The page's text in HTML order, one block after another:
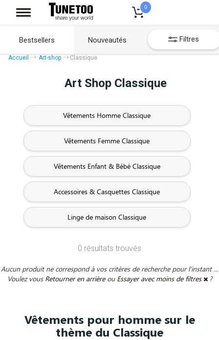
0
Bestsellers Nouveautés Filtres
Accueil Art-shop Classique
Art Shop Classique
Vêtements Homme Classique
Vêtements Femme Classique
Vêtements Enfant & Bébé Classique
Accessoires & Casquettes Classique
Linge de maison Classique
0 résultats trouvés
Aucun produit ne correspond à vos critères de recherche pour l'instant ...
Voulez vous Retourner en arrière ou Essayer avec moins de filtres ?
Vêtements pour homme sur le
thème du Classique